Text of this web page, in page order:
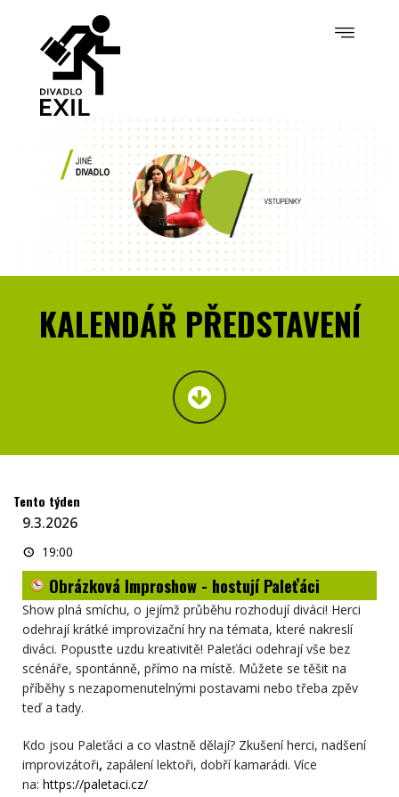
KALENDÁŘ PŘEDSTAVENÍ
Tento týden
9.3.2026
Obrázková
Improshow
-
hostují
Paleťáci
19:00
Obrázková Improshow - hostují Paleťáci
Show plná smíchu, o jejímž průběhu rozhodují diváci! Herci
odehrají krátké improvizační hry na témata, které nakreslí
diváci. Popusťte uzdu kreativitě! Paleťáci odehrají vše bez
scénáře, spontánně, přímo na místě. Můžete se těšit na
příběhy s nezapomenutelnými postavami nebo třeba zpěv
teď a tady.
Kdo jsou Paleťáci a co vlastně dělají? Zkušení herci, nadšení
improvizátoři, zapálení lektoři, dobří kamarádi. Více
na: https://paletaci.cz/